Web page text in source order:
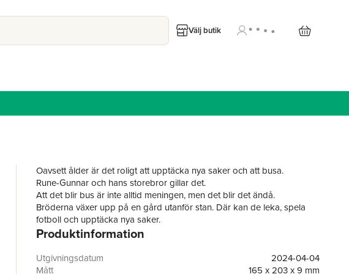
Välj butik
Oavsett ålder är det roligt att upptäcka nya saker och att busa.
Rune-Gunnar och hans storebror gillar det.
Att det blir bus är inte alltid meningen, men det blir det ändå.
Bröderna växer upp på en gård utanför stan. Där kan de leka, spela
fotboll och upptäcka nya saker.
Upptäcktsfärderna är nog de roligaste, ibland är det lite på gränsen till
Det innebär att de råkar i klistret med mamma och pappa ibland.
Produktinformation
Utgivningsdatum
2024-04-04
Mått
165 x 203 x 9 mm